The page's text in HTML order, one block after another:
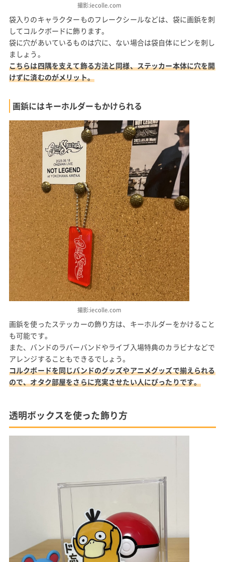
撮影:iecolle.com
袋入りのキャラクターものフレークシールなどは、袋に画鋲を刺
してコルクボードに飾ります。
袋に穴があいているものは穴に、ない場合は袋自体にピンを刺し
ましょう。
こちらは四隅を支えて飾る方法と同様、ステッカー本体に穴を開
けずに済むのがメリット。
画鋲にはキーホルダーもかけられる
撮影:iecolle.com
画鋲を使ったステッカーの飾り方は、キーホルダーをかけること
も可能です。
また、バンドのラバーバンドやライブ入場特典のカラビナなどで
アレンジすることもできるでしょう。
コルクボードを同じバンドのグッズやアニメグッズで揃えられる
ので、オタク部屋をさらに充実させたい人にぴったりです。
透明ボックスを使った飾り方